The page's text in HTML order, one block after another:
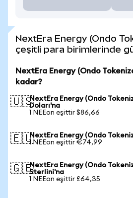
NextEra Energy (Ondo
çeşitli para birimlerinde
NextEra Energy (Ondo
kadar?
🇺🇸NextEra Energy (Ondo
Doları'na
1 NEEon eşittir $86,66
🇪🇺NextEra Energy (Ondo
1 NEEon eşittir €74,99
🇬🇧NextEra Energy (Ondo
Sterlini'na
1 NEEon eşittir £64,35